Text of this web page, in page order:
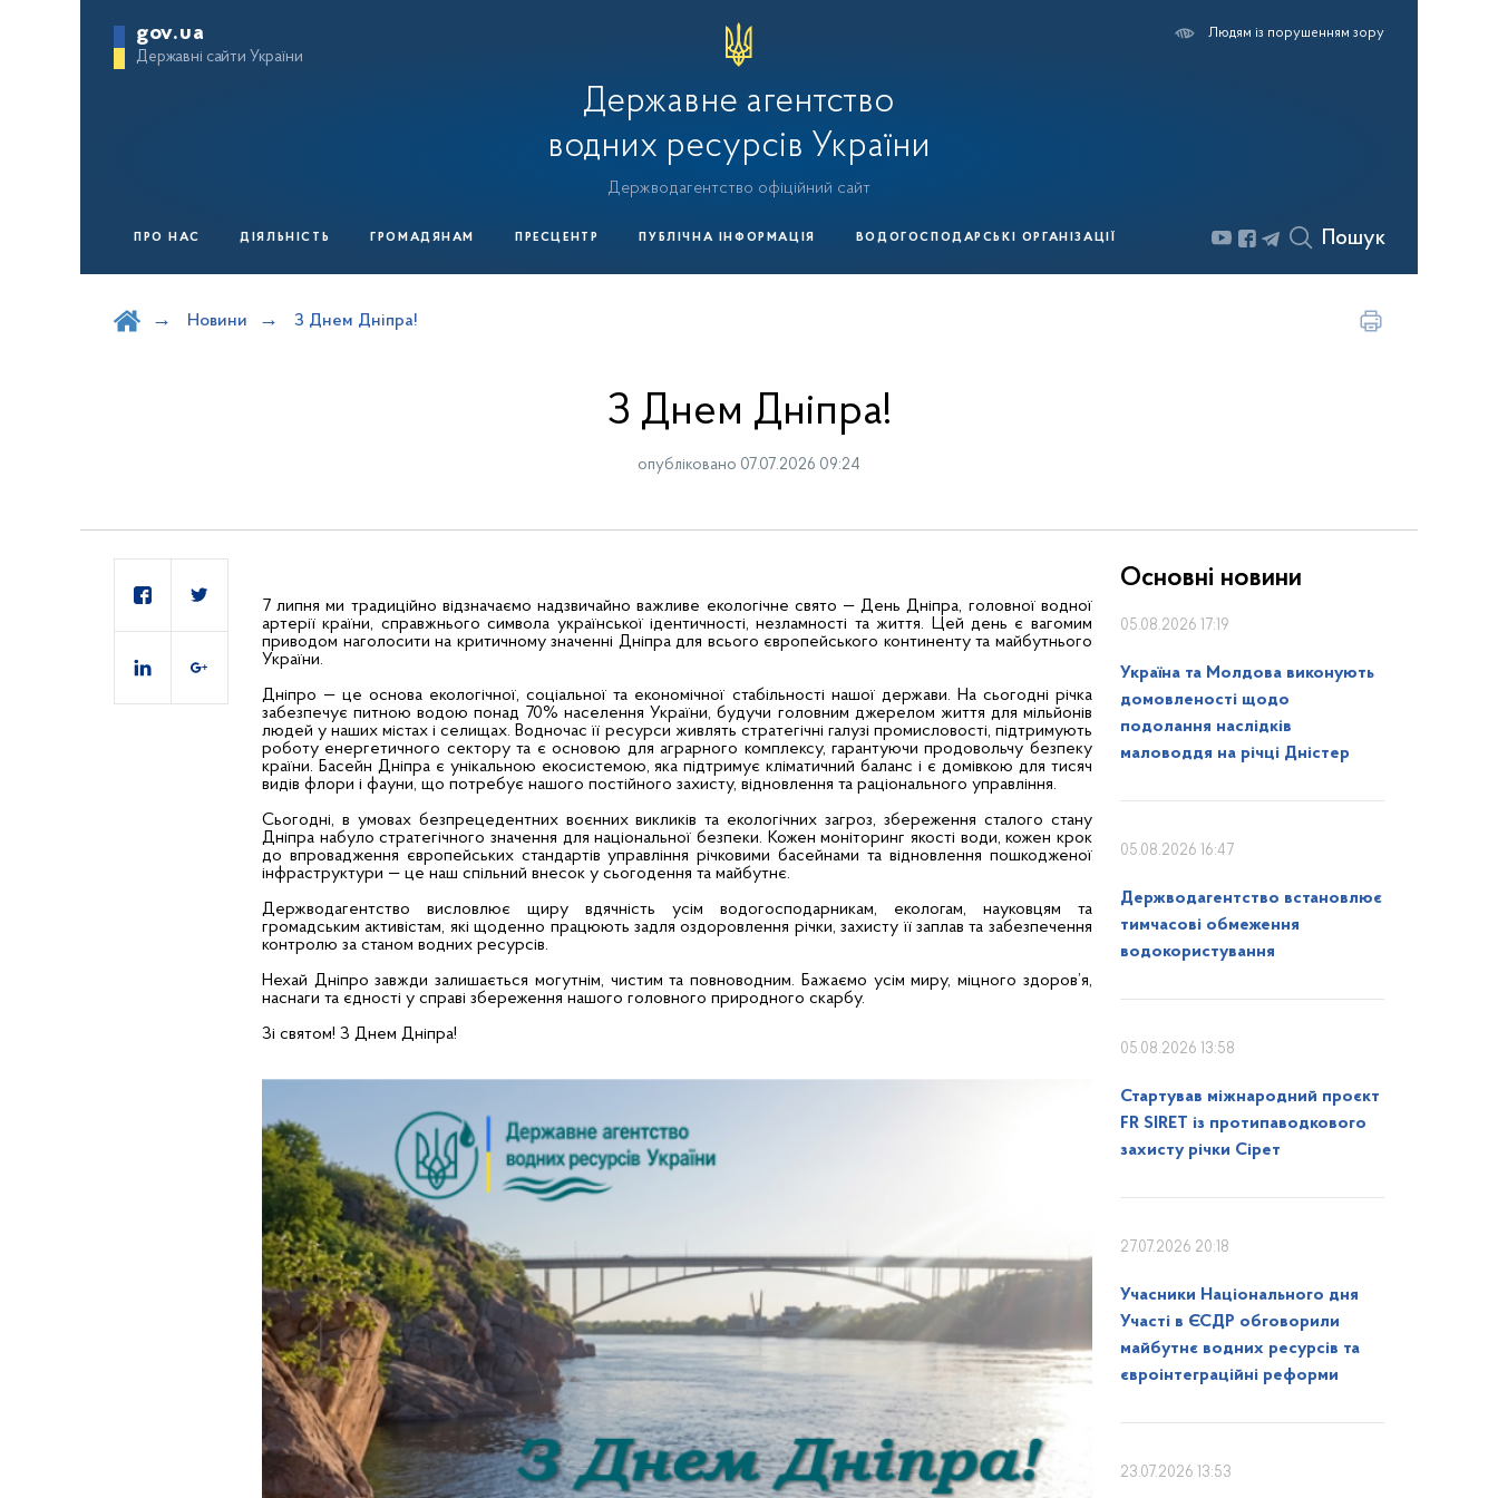
gov.ua
Державні сайти України
Державне агентство
водних ресурсів України
Держводагентство офіційний сайт
Людям із порушенням зору
ПРО НАС ДІЯЛЬНІСТЬ ГРОМАДЯНАМ ПРЕСЦЕНТР ПУБЛІЧНА ІНФОРМАЦІЯ ВОДОГОСПОДАРСЬКІ ОРГАНІЗАЦІЇ Пошук
Новини З Днем Дніпра!
З Днем Дніпра!
опубліковано 07.07.2026 09:24
7 липня ми традиційно відзначаємо надзвичайно важливе екологічне свято — День Дніпра, головної водної
артерії країни, справжнього символа української ідентичності, незламності та життя. Цей день є вагомим
приводом наголосити на критичному значенні Дніпра для всього європейського континенту та майбутнього
України.
Дніпро — це основа екологічної, соціальної та економічної стабільності нашої держави. На сьогодні річка
забезпечує питною водою понад 70% населення України, будучи головним джерелом життя для мільйонів
людей у наших містах і селищах. Водночас її ресурси живлять стратегічні галузі промисловості, підтримують
роботу енергетичного сектору та є основою для аграрного комплексу, гарантуючи продовольчу безпеку
країни. Басейн Дніпра є унікальною екосистемою, яка підтримує кліматичний баланс і є домівкою для тисяч
видів флори і фауни, що потребує нашого постійного захисту, відновлення та раціонального управління.
Сьогодні, в умовах безпрецедентних воєнних викликів та екологічних загроз, збереження сталого стану
Дніпра набуло стратегічного значення для національної безпеки. Кожен моніторинг якості води, кожен крок
до впровадження європейських стандартів управління річковими басейнами та відновлення пошкодженої
інфраструктури — це наш спільний внесок у сьогодення та майбутнє.
Держводагентство висловлює щиру вдячність усім водогосподарникам, екологам, науковцям та
громадським активістам, які щоденно працюють задля оздоровлення річки, захисту її заплав та забезпечення
контролю за станом водних ресурсів.
Нехай Дніпро завжди залишається могутнім, чистим та повноводним. Бажаємо усім миру, міцного здоров’я,
наснаги та єдності у справі збереження нашого головного природного скарбу.
Зі святом! З Днем Дніпра!
Основні новини
05.08.2026 17:19
Україна та Молдова виконують
домовленості щодо
подолання наслідків
маловоддя на річці Дністер
05.08.2026 16:47
Держводагентство встановлює
тимчасові обмеження
водокористування
05.08.2026 13:58
Стартував міжнародний проєкт
FR SIRET із протипаводкового
захисту річки Сірет
27.07.2026 20:18
Учасники Національного дня
Участі в ЄСДР обговорили
майбутнє водних ресурсів та
євроінтеграційні реформи
23.07.2026 13:53